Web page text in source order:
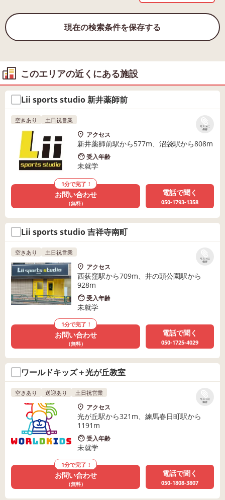
現在の検索条件を保存する
このエリアの近くにある施設
Lii sports studio 新井薬師前
リストに
保存
空きあり 土日祝営業
アクセス
新井薬師前駅から577m、沼袋駅から808m
受入年齢
未就学
1分で完了！
お問い合わせ
（無料）
電話で聞く
050-1793-1358
Lii sports studio 吉祥寺南町
リストに
保存
空きあり 土日祝営業
アクセス
西荻窪駅から709m、井の頭公園駅から
928m
受入年齢
未就学
1分で完了！
お問い合わせ
（無料）
電話で聞く
050-1725-4029
ワールドキッズ＋光が丘教室
リストに
保存
空きあり 送迎あり 土日祝営業
アクセス
光が丘駅から321m、練馬春日町駅から
1191m
受入年齢
未就学
1分で完了！
お問い合わせ
（無料）
電話で聞く
050-1808-3807